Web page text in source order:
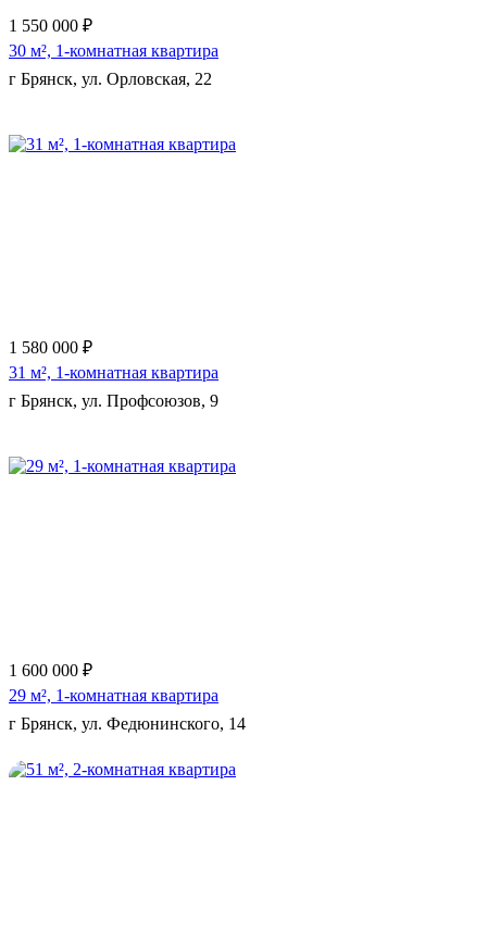
1 550 000 ₽
30 м², 1-комнатная квартира
г Брянск, ул. Орловская, 22
1 580 000 ₽
31 м², 1-комнатная квартира
г Брянск, ул. Профсоюзов, 9
1 600 000 ₽
29 м², 1-комнатная квартира
г Брянск, ул. Федюнинского, 14